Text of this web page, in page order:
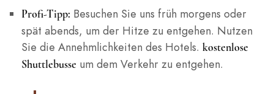
Profi-Tipp: Besuchen Sie uns früh morgens oder
spät abends, um der Hitze zu entgehen. Nutzen
Sie die Annehmlichkeiten des Hotels. kostenlose
Shuttlebusse um dem Verkehr zu entgehen.